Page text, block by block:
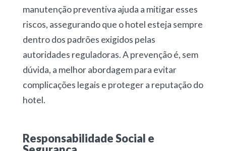
manutenção preventiva ajuda a mitigar esses
riscos, assegurando que o hotel esteja sempre
dentro dos padrões exigidos pelas
autoridades reguladoras. A prevenção é, sem
dúvida, a melhor abordagem para evitar
complicações legais e proteger a reputação do
hotel.
Responsabilidade Social e